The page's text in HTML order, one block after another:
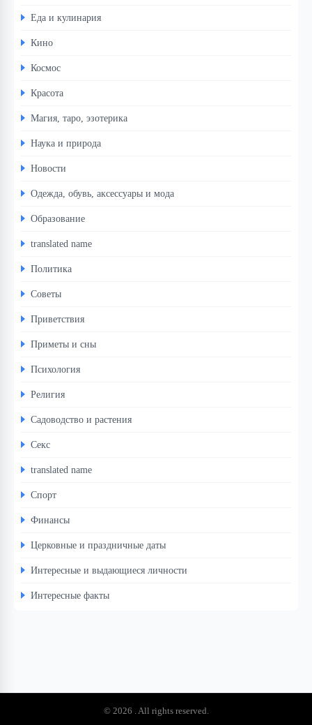
Еда и кулинария
Кино
Космос
Красота
Магия, таро, эзотерика
Наука и природа
Новости
Одежда, обувь, аксессуары и мода
Образование
translated name
Политика
Советы
Приветствия
Приметы и сны
Психология
Религия
Садоводство и растения
Секс
translated name
Спорт
Финансы
Церковные и праздничные даты
Интересные и выдающиеся личности
Интересные факты
© 2026 . All rights reserved.